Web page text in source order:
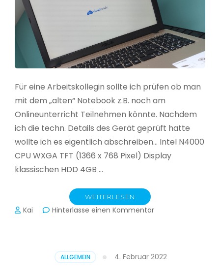
Für eine Arbeitskollegin sollte ich prüfen ob man
mit dem „alten“ Notebook z.B. noch am
Onlineunterricht Teilnehmen könnte. Nachdem
ich die techn. Details des Gerät geprüft hatte
wollte ich es eigentlich abschreiben… Intel N4000
CPU WXGA TFT (1366 x 768 Pixel) Display
klassischen HDD 4GB …
WEITERLESEN
Kai Hinterlasse einen Kommentarzu
ALLGEMEIN 4. Februar 2022